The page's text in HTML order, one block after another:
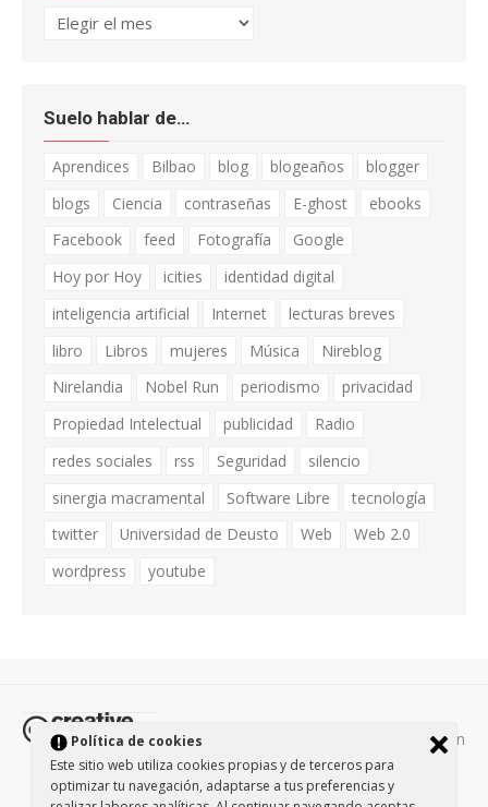
Política de cookies
Este sitio web utiliza cookies propias y de terceros para
optimizar tu navegación, adaptarse a tus preferencias y
Archivo
Suelo hablar de…
Aprendices Bilbao blog blogeaños
blogger
blogs
Ciencia contraseñas E-ghost
ebooks
Facebook
feed Fotografía
Google
Hoy por Hoy
icities
identidad digital
inteligencia artificial
Internet
lecturas breves
libro
Libros mujeres Música
Nireblog
Nirelandia
Nobel Run periodismo
privacidad
Propiedad Intelectual
publicidad
Radio
redes sociales
rss Seguridad
silencio
sinergia macramental
Software Libre
tecnología
twitter
Universidad de Deusto Web
Web 2.0
wordpress
youtube
Todos los contenidos de esta página están
protegidos por la licencia Creative Commons Attribution-
NonCommercial-ShareAlike 3.0. / Política de privacidad